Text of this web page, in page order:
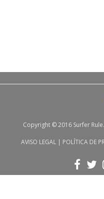
Copyright © 2016 Surfer
AVISO LEGAL| POLÍTICA DE